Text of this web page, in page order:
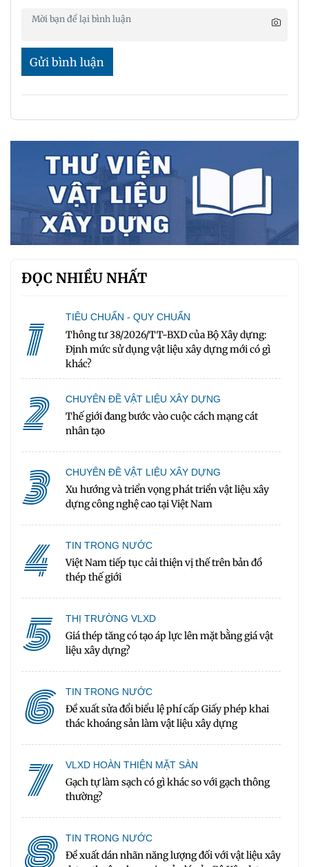
Gửi bình luận
ĐỌC NHIỀU NHẤT
1 TIÊU CHUẨN - QUY CHUẨN
Thông tư 38/2026/TT-BXD của Bộ Xây dựng:
Định mức sử dụng vật liệu xây dựng mới có gì
khác?
2 CHUYÊN ĐỀ VẬT LIỆU XÂY DỰNG
Thế giới đang bước vào cuộc cách mạng cát
nhân tạo
3 CHUYÊN ĐỀ VẬT LIỆU XÂY DỰNG
Xu hướng và triển vọng phát triển vật liệu xây
dựng công nghệ cao tại Việt Nam
4 TIN TRONG NƯỚC
Việt Nam tiếp tục cải thiện vị thế trên bản đồ
thép thế giới
5 THỊ TRƯỜNG VLXD
Giá thép tăng có tạo áp lực lên mặt bằng giá vật
liệu xây dựng?
6 TIN TRONG NƯỚC
Đề xuất sửa đổi biểu lệ phí cấp Giấy phép khai
thác khoáng sản làm vật liệu xây dựng
7 VLXD HOÀN THIỆN MẶT SÀN
Gạch tự làm sạch có gì khác so với gạch thông
thường?
8 TIN TRONG NƯỚC
Đề xuất dán nhãn năng lượng đối với vật liệu xây